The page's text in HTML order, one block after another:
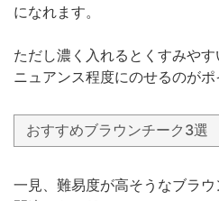
になれます。
ただし濃く入れるとくすみや
ニュアンス程度にのせるのがポ
おすすめブラウンチーク3選
一見、難易度が高そうなブラ